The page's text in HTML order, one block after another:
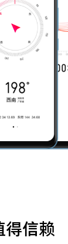
得信赖